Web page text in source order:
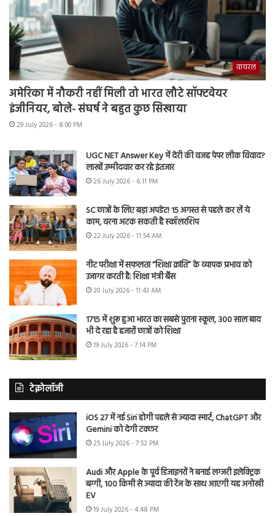
वायरल
अमेरिका में नौकरी नहीं मिली तो भारत लौटे सॉफ्टवेयर
इंजीनियर, बोले- संघर्ष ने बहुत कुछ सिखाया
29 July 2026 - 8:00 PM
UGC NET Answer Key में देरी की वजह पेपर लीक विवाद?
लाखों उम्मीदवार कर रहे इंतजार
26 July 2026 - 6:11 PM
SC छात्रों के लिए बड़ा अपडेट! 15 अगस्त से पहले कर लें ये
काम, वरना अटक सकती है स्कॉलरशिप
22 July 2026 - 11:54 AM
नीट परीक्षा में सफलता “शिक्षा क्रांति” के व्यापक प्रभाव को
उजागर करती है: शिक्षा मंत्री बैंस
20 July 2026 - 11:43 AM
1715 में शुरू हुआ भारत का सबसे पुराना स्कूल, 300 साल बाद
भी दे रहा है हजारों छात्रों को शिक्षा
19 July 2026 - 7:14 PM
टेक्नोलॉजी
iOS 27 में नई Siri होगी पहले से ज्यादा स्मार्ट, ChatGPT और
Gemini को देगी टक्कर
25 July 2026 - 7:52 PM
Audi और Apple के पूर्व डिजाइनरों ने बनाई लग्जरी इलेक्ट्रिक
बग्गी, 100 किमी से ज्यादा की रेंज के साथ आएगी यह अनोखी
EV
19 July 2026 - 4:48 PM